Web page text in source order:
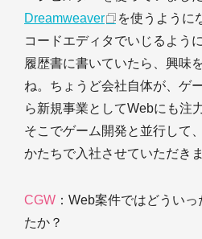
Dreamweaver
を使うように
コードエディタでいじるよう
履歴書に書いていたら、興味
ね。ちょうど会社自体が、ゲ
ら新規事業としてWebにも注
そこでゲーム開発と並行して
かたちで入社させていただきま
CGW ：Web案件ではどうい
たか？